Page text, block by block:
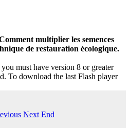
multiplier les semences
de restauration écologique.
must have version 8 or greater
To download the last Flash player
Next End